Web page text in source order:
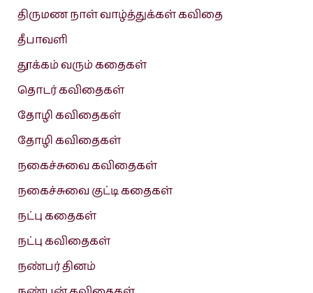
திருமண நாள் வாழ்த்துக்கள் கவிதை
தீபாவளி
தூக்கம் வரும் கதைகள்
தொடர் கவிதைகள்
தோழி கவிதைகள்
தோழி கவிதைகள்
நகைச்சுவை கவிதைகள்
நகைச்சுவை குட்டி கதைகள்
நட்பு கதைகள்
நட்பு கவிதைகள்
நண்பர் தினம்